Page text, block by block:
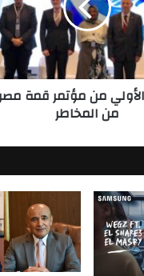
من مؤتمر قمة مصر
من المخاطر